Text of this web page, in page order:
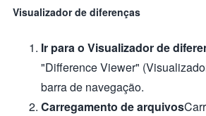
Visualizador de diferenças
Ir para o Visualizador de
"Difference Viewer"
barra de navegação.
Carregamento de arquivos